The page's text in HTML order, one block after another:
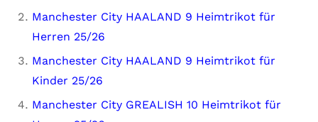
Manchester City HAALAND 9 Heimtrikot für
Herren 25/26
Manchester City HAALAND 9 Heimtrikot für
Kinder 25/26
Manchester City GREALISH 10 Heimtrikot für